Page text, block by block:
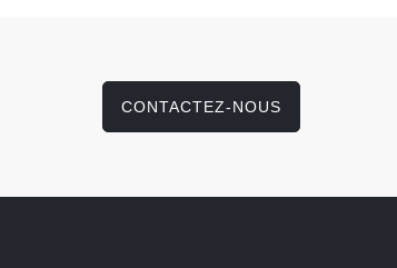
CONTACTEZ-NOUS